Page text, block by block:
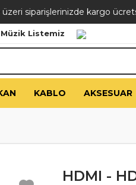
siparişlerinizde kargo
Müzik Listemiz
KABLO AKSESUAR
HDMI -